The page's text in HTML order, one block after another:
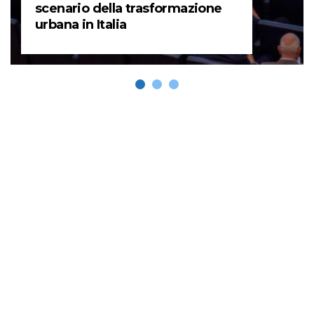
scenario della trasformazione
urbana in Italia